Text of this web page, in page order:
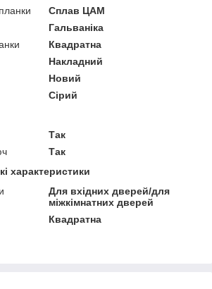
Сплав ЦАМ
Гальваніка
Квадратна
Накладний
Новий
Сірий
Так
Так
характеристики
Для вхідних дверей/для
міжкімнатних дверей
Квадратна